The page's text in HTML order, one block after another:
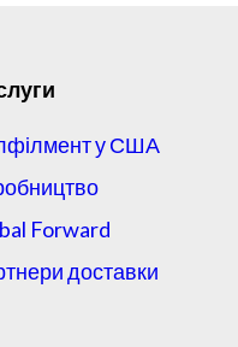
у США
Forward
доставки